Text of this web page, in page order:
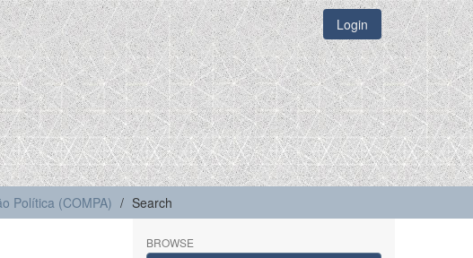
Login
Política (COMPA) Search
BROWSE